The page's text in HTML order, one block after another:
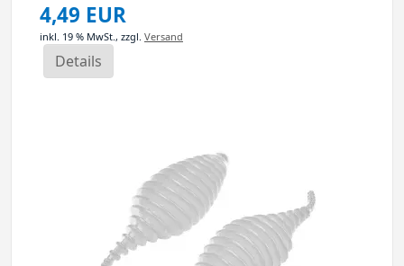
4,49 EUR
inkl. 19 % MwSt., zzgl. Versand
Details